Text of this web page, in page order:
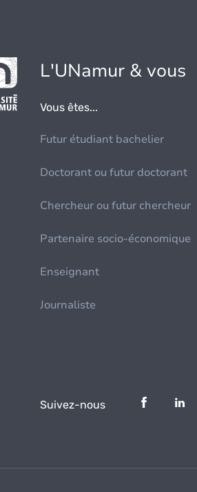
L'UNamur & vous
Vous êtes...
Futur étudiant bachelier
Doctorant ou futur doctorant
Chercheur ou futur chercheur
Partenaire socio-économique
Enseignant
Journaliste
Suivez-nous